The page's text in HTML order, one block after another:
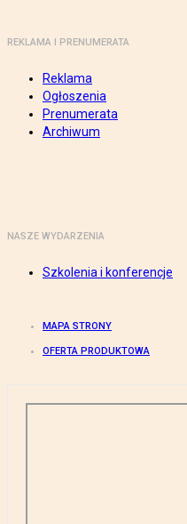
REKLAMA I PRENUMERATA
Reklama
Ogłoszenia
Prenumerata
Archiwum
NASZE WYDARZENIA
Szkolenia i konferencje
MAPA STRONY
OFERTA PRODUKTOWA